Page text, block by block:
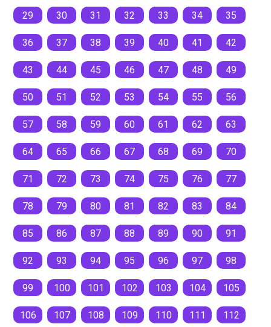
29 30 31 32 33 34 35
36 37 38 39 40 41 42
43 44 45 46 47 48 49
50 51 52 53 54 55 56
57 58 59 60 61 62 63
64 65 66 67 68 69 70
71 72 73 74 75 76 77
78 79 80 81 82 83 84
85 86 87 88 89 90 91
92 93 94 95 96 97 98
99 100 101 102 103 104 105
106 107 108 109 110 111 112